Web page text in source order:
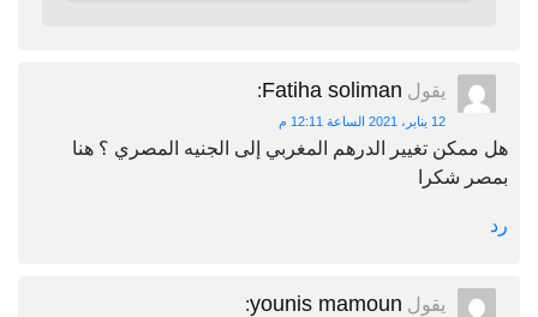
يقول Fatiha soliman
:
12 يناير، 2021 الساعة 12:11 م
هل ممكن تغيير الدرهم المغربي إلى الجنيه المصري ؟ هنا
بمصر شكرا
رد
يقول younis mamoun
: